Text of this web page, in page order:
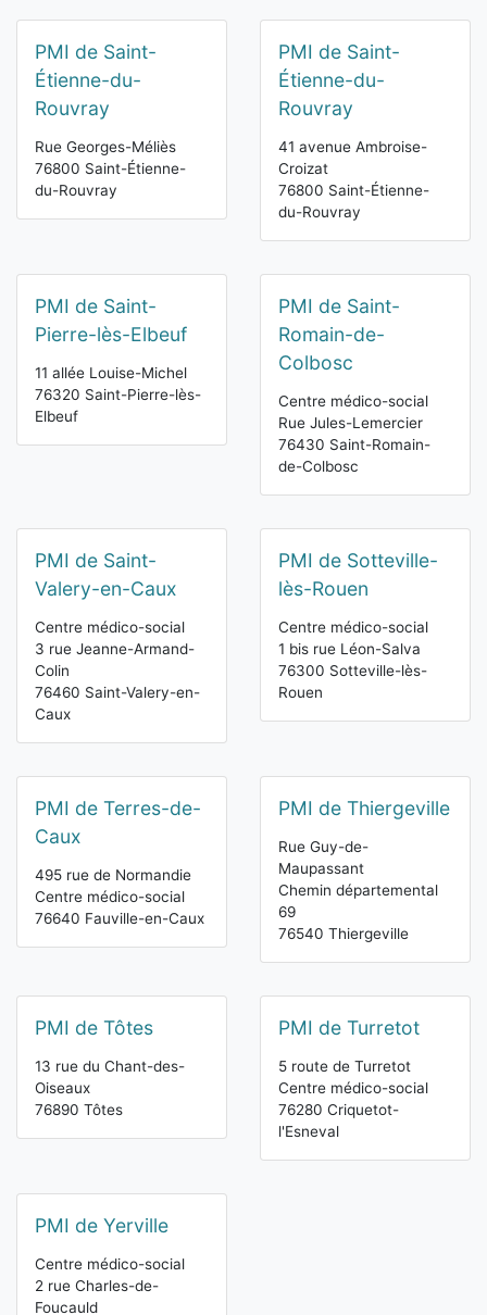
PMI de Saint-
Étienne-du-
Rouvray
Rue Georges-Méliès
76800 Saint-Étienne-
du-Rouvray
PMI de Saint-
Étienne-du-
Rouvray
41 avenue Ambroise-
Croizat
76800 Saint-Étienne-
du-Rouvray
PMI de Saint-
Pierre-lès-Elbeuf
11 allée Louise-Michel
76320 Saint-Pierre-lès-
Elbeuf
PMI de Saint-
Romain-de-
Colbosc
Centre médico-social
Rue Jules-Lemercier
76430 Saint-Romain-
de-Colbosc
PMI de Saint-
Valery-en-Caux
Centre médico-social
3 rue Jeanne-Armand-
Colin
76460 Saint-Valery-en-
Caux
PMI de Sotteville-
lès-Rouen
Centre médico-social
1 bis rue Léon-Salva
76300 Sotteville-lès-
Rouen
PMI de Terres-de-
Caux
495 rue de Normandie
Centre médico-social
76640 Fauville-en-Caux
PMI de Thiergeville
Rue Guy-de-
Maupassant
Chemin départemental
69
76540 Thiergeville
PMI de Tôtes
13 rue du Chant-des-
Oiseaux
76890 Tôtes
PMI de Turretot
5 route de Turretot
Centre médico-social
76280 Criquetot-
l'Esneval
PMI de Yerville
Centre médico-social
2 rue Charles-de-
Foucauld